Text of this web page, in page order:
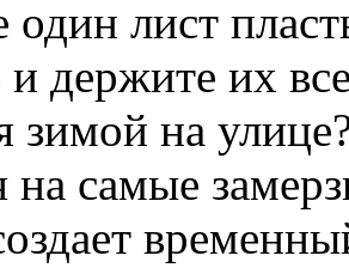
один лист
и держите их
зимой на
на самые